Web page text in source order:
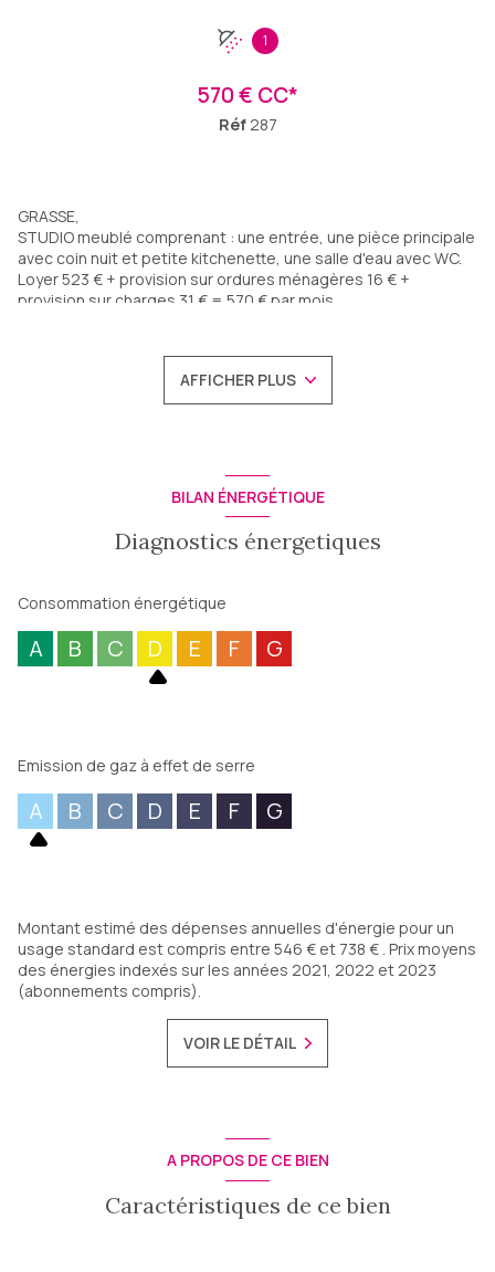
1
570 € CC*
Réf287
GRASSE,
STUDIO meublé comprenant : une entrée, une pièce principale
avec coin nuit et petite kitchenette, une salle d'eau avec WC.
Loyer 523 € + provision sur ordures ménagères 16 € +
provision sur charges 31 € = 570 € par mois
Les informations sur les risques auxquels ce bien est
exposé sont disponibles sur le site Géorisques :
www.georisques.gouv.fr
AFFICHER PLUS
BILAN ÉNERGÉTIQUE
Diagnostics énergetiques
Consommation énergétique
A B C D E F G
Emission de gaz à effet de serre
A B C D E F G
Montant estimé des dépenses annuelles d'énergie pour un
usage standard est compris entre 546 € et 738 € . Prix moyens
des énergies indexés sur les années 2021, 2022 et 2023
(abonnements compris).
VOIR LE DÉTAIL
A PROPOS DE CE BIEN
Caractéristiques de ce bien